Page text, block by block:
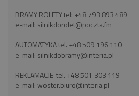
BRAMY ROLETY tel: +48 793 893 489
e-mail: silnikdorolet@poczta.fm
AUTOMATYKA tel. +48 509 196 110
e-mail: silnikdobramy@interia.pl
REKLAMACJE tel. +48 501 303 119
e-mail:woster.biuro@interia.pl